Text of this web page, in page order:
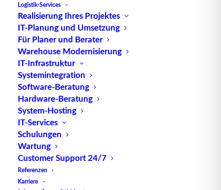
Logistik-Services
Realisierung Ihres Projektes
IT-Planung und Umsetzung
Für Planer und Berater
Warehouse Modernisierung
IT-Infrastruktur
Systemintegration
Software-Beratung
Hardware-Beratung
System-Hosting
IT-Services
Schulungen
Wartung
Customer Support 24/7
Referenzen
Karriere
TUP GmbH & Co. KG
Die kombinierbare Lagerverwaltungs-Software von
TUP, liefert dank ihrer Flexibilität immer die
effektivste Lösung und ist zudem in hohem Maße
wiederverwendbar.
Kontakt